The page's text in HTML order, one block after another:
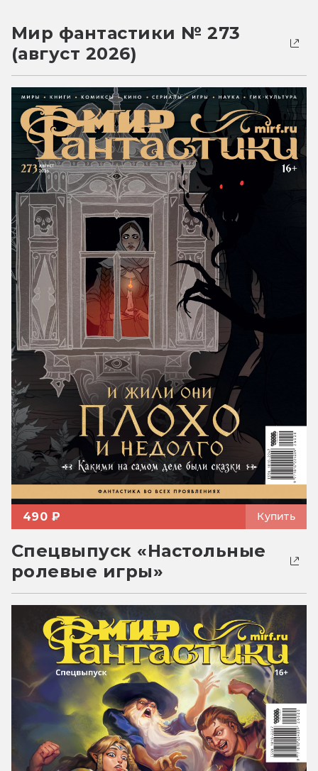
Мир фантастики № 273
(август 2026)
490 ₽ Купить
Спецвыпуск «Настольные
ролевые игры»